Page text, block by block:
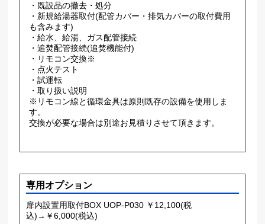
・既設品の撤去・処分
・新規給湯器取付(配管カバー・排気カバーの取付費用
も含みます)
・給水、給湯、ガス配管接続
・追焚配管接続(追焚機能付)
・リモコン交換※
・点火テスト
・試運転
・取り扱い説明
※リモコン線と循環金具は原則既存の設備を使用しま
す。
交換が必要な場合は別途お見積りさせて頂きます。
専用オプション
扉内設置用取付BOX UOP-P030 ￥12,100(税
込)→￥6,000(税込)